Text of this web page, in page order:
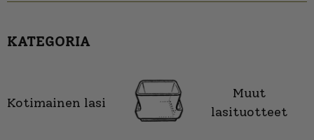
KATEGORIA
Kotimainen lasi
Muut
lasituotteet